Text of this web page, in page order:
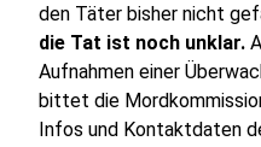
den Täter bisher nicht
die Tat ist noch unklar.
Aufnahmen einer
bittet die
Infos und Kontaktdaten